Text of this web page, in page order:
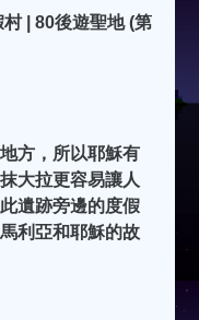
| 80後遊聖地 (第
方，所以耶穌有
大拉更容易讓人
遺跡旁邊的度假
利亞和耶穌的故